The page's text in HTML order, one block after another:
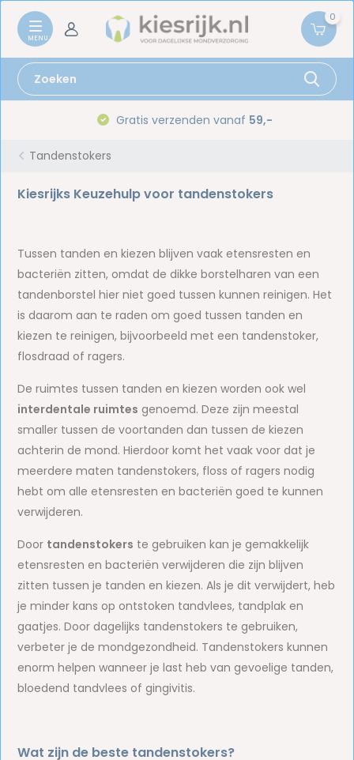
0
Gratis verzenden vanaf59,-
Tandenstokers
Kiesrijks Keuzehulp voor tandenstokers
Tussen tanden en kiezen blijven vaak etensresten en
bacteriën zitten, omdat de dikke borstelharen van een
tandenborstel hier niet goed tussen kunnen reinigen. Het
is daarom aan te raden om goed tussen tanden en
kiezen te reinigen, bijvoorbeeld met een tandenstoker,
flosdraad of ragers.
De ruimtes tussen tanden en kiezen worden ook wel
interdentale ruimtes genoemd. Deze zijn meestal
smaller tussen de voortanden dan tussen de kiezen
achterin de mond. Hierdoor komt het vaak voor dat je
meerdere maten tandenstokers, floss of ragers nodig
hebt om alle etensresten en bacteriën goed te kunnen
verwijderen.
Door tandenstokers te gebruiken kan je gemakkelijk
etensresten en bacteriën verwijderen die zijn blijven
zitten tussen je tanden en kiezen. Als je dit verwijdert, heb
je minder kans op ontstoken tandvlees, tandplak en
gaatjes. Door dagelijks tandenstokers te gebruiken,
verbeter je de mondgezondheid. Tandenstokers kunnen
enorm helpen wanneer je last heb van gevoelige tanden,
bloedend tandvlees of gingivitis.
Wat zijn de beste tandenstokers?